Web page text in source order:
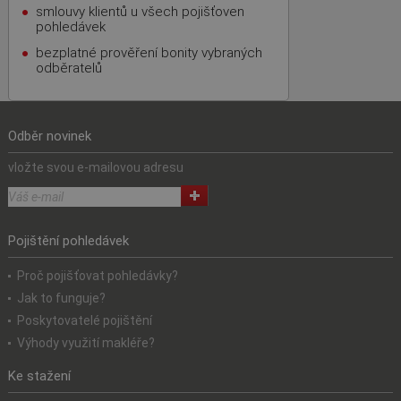
smlouvy klientů u všech pojišťoven
pohledávek
bezplatné prověření bonity vybraných
odběratelů
Odběr novinek
vložte svou e-mailovou adresu
Pojištění pohledávek
Proč pojišťovat pohledávky?
Jak to funguje?
Poskytovatelé pojištění
Výhody využití makléře?
Ke stažení